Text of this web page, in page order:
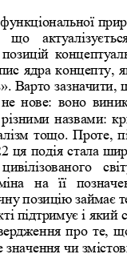
ядра концепту,
». Варто зазначити,
не  нове:  воно
назвами:
тощо. Проте,
ця подія стала
на  її
позицію займає
підтримує і який
про те,
чи